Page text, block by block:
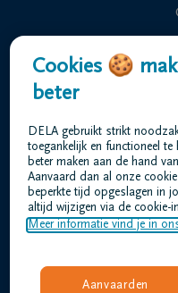
Cookies 🍪
beter
DELA gebruikt strikt
toegankelijk en functioneel
beter maken aan de hand
Aanvaard dan al onze
beperkte tijd opgeslagen in
altijd wijzigen via de cookie-
Meer informatie vind je in
Aanvaarden